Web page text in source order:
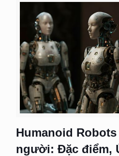
Humanoid
người: Đặc điểm,